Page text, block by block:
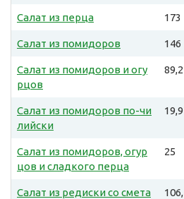
Салат из перца 173
Салат из помидоров 146
Салат из помидоров и огу
рцов
89,2
Салат из помидоров по-чи
лийски
19,9
Салат из помидоров, огур
цов и сладкого перца
25
Салат из редиски со смета
106,